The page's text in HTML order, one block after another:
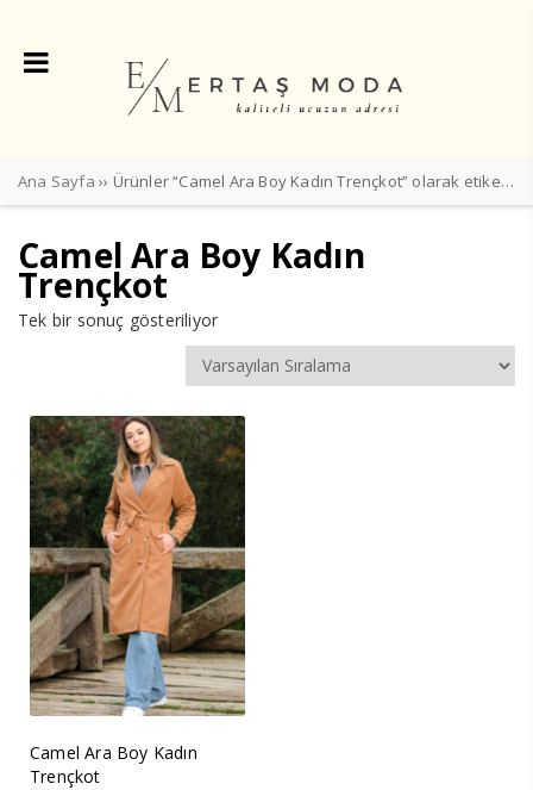
Ana Sayfa ›› Ürünler “Camel Ara Boy Kadın Trençkot” olarak etiketlendi
Camel Ara Boy Kadın
Trençkot
Tek bir sonuç gösteriliyor
Camel Ara Boy Kadın
Trençkot